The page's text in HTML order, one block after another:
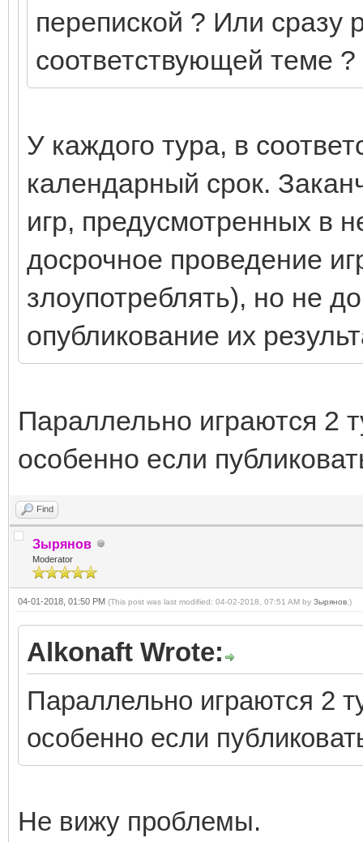
перепиской ? Или сразу
соответствующей теме ?
У каждого тура, в
календарный срок.
игр, предусмотренных в
досрочное проведение
злоупотреблять), но не
опубликование их
Параллельно играются 2
особенно если
Find
Зырянов
Moderator
04-01-2018, 01:50 PM (This post was last modified: 04-02-2018, 07:51 AM by Зырянов .)
Alkonaft Wrote:
Параллельно играются 2
особенно если
Не вижу проблемы.